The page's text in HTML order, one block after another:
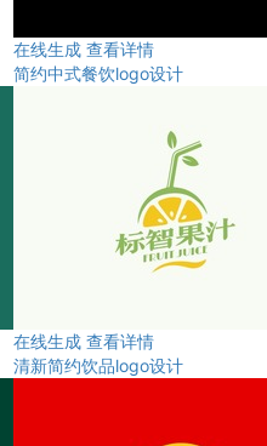
在线生成 查看详情
简约中式餐饮logo设计
在线生成 查看详情
清新简约饮品logo设计